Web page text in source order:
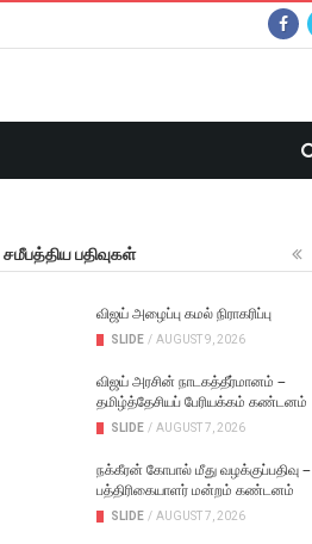
சமீபத்திய பதிவுகள்
விஜய் அழைப்பு கமல் நிராகரிப்பு
SLIDE / AUGUST 9, 2026
விஜய் அரசின் நாடகத்தீர்மானம் –
தமிழ்த்தேசியப் பேரியக்கம் கண்டனம்
SLIDE / AUGUST 7, 2026
நக்கீரன் கோபால் மீது வழக்குப்பதிவு –
பத்திரிகையாளர் மன்றம் கண்டனம்
SLIDE / AUGUST 7, 2026